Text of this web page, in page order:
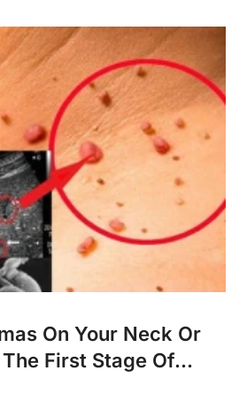
On Your Neck Or
First Stage Of...